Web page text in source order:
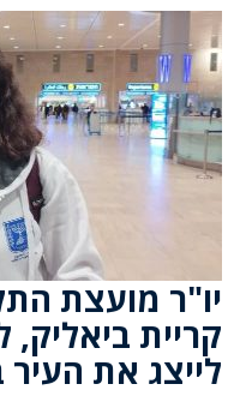
יו"ר מועצת
קריית ביאליק,
לייצג את